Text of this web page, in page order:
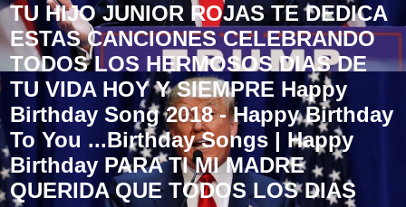
TU HIJO JUNIOR ROJAS TE DEDICA
ESTAS CANCIONES CELEBRANDO
TODOS LOS HERMOSOS DIAS DE
TU VIDA HOY Y SIEMPRE Happy
Birthday Song 2018 - Happy Birthday
To You ...Birthday Songs | Happy
Birthday PARA TI MI MADRE
QUERIDA QUE TODOS LOS DIAS